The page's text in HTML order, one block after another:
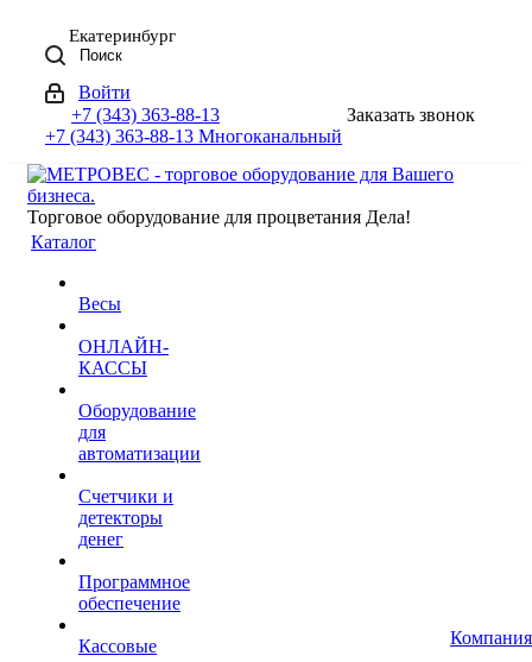
Екатеринбург
Поиск
Войти
+7 (343) 363-88-13
+7 (343) 363-88-13 Многоканальный
Заказать звонок
Торговое оборудование для процветания Дела!
Каталог
Весы
ОНЛАЙН-
КАССЫ
Оборудование
для
автоматизации
Счетчики и
детекторы
денег
Программное
обеспечение
Кассовые
Компания